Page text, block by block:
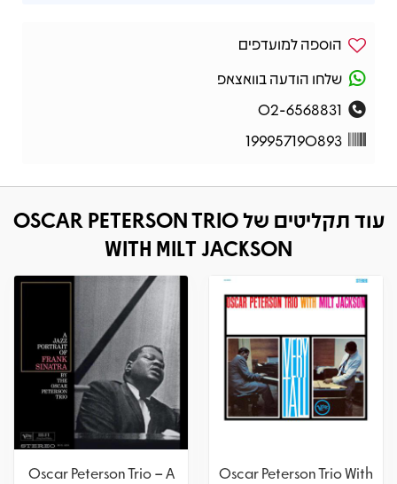
הוספה למועדפים
שלחו הודעה בוואצאפ
02-6568831
199957190893
עוד תקליטים של OSCAR PETERSON TRIO
WITH MILT JACKSON
Oscar Peterson Trio With
Oscar Peterson Trio – A